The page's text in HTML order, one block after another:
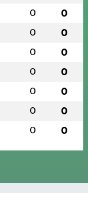
0 0
0 0
0 0
0 0
0 0
0 0
0 0